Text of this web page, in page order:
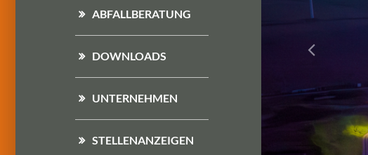
ABFALLBERATUNG
DOWNLOADS
UNTERNEHMEN
STELLENANZEIGEN